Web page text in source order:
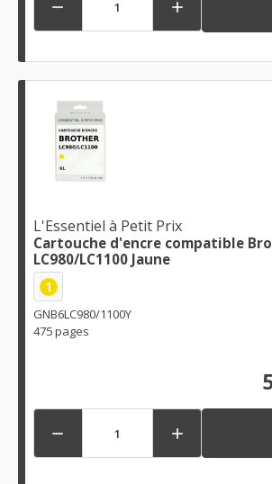
 
L'Essentiel à Petit Prix
Cartouche d'encre compatible
LC980/LC1100 Jaune
1
GNB6LC980/1100Y
475 pages
 